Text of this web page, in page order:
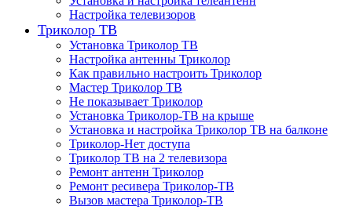
Настройка телевизоров
Триколор ТВ
Установка Триколор ТВ
Настройка антенны Триколор
Как правильно настроить Триколор
Мастер Триколор ТВ
Не показывает Триколор
Установка Триколор-ТВ на крыше
Установка и настройка Триколор ТВ на балконе
Триколор-Нет доступа
Триколор ТВ на 2 телевизора
Ремонт антенн Триколор
Ремонт ресивера Триколор-ТВ
Вызов мастера Триколор-ТВ